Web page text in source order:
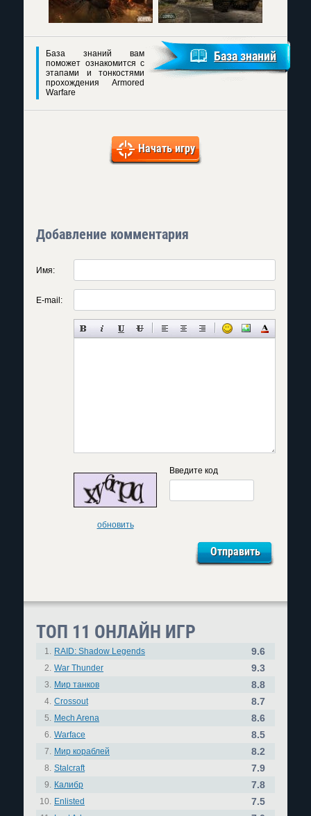
База знаний вам
поможет ознакомится с
этапами и тонкостями
прохождения Armored
Warfare
База знаний
Начать игру
Добавление комментария
Имя:
E-mail:
обновить
Введите код
ТОП 11 ОНЛАЙН ИГР
1. RAID: Shadow Legends 9.6
2. War Thunder 9.3
3. Мир танков 8.8
4. Crossout 8.7
5. Mech Arena 8.6
6. Warface 8.5
7. Мир кораблей 8.2
8. Stalcraft 7.9
9. Калибр 7.8
10. Enlisted 7.5